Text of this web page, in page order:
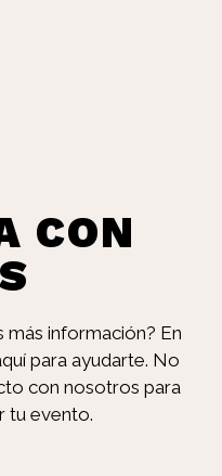
CON
más información? En
para ayudarte. No
con nosotros para
tu evento.